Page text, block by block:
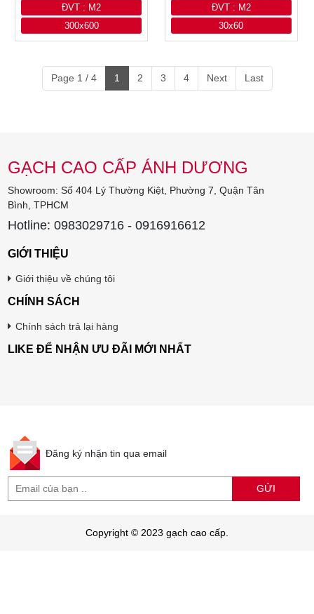
ĐVT : M2
300x600
ĐVT : M2
30x60
Page 1 / 4 1 2 3 4 Next Last
GẠCH CAO CẤP ÁNH DƯƠNG
Showroom: Số 404 Lý Thường Kiệt, Phường 7, Quận Tân
Bình, TPHCM
Hotline: 0983029716 - 0916916612
GIỚI THIỆU
Giới thiệu về chúng tôi
CHÍNH SÁCH
Chính sách trả lại hàng
LIKE ĐỂ NHẬN ƯU ĐÃI MỚI NHẤT
Đăng ký nhận tin qua email
GỬI
Copyright © 2023 gạch cao cấp.